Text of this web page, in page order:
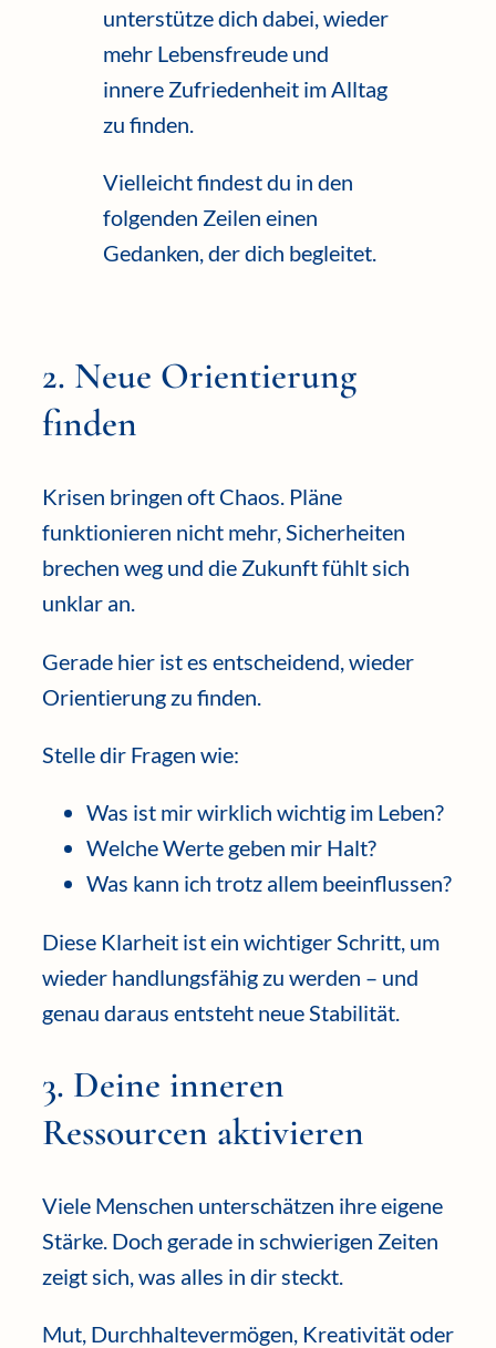
unterstütze dich dabei, wieder
mehr Lebensfreude und
innere Zufriedenheit im Alltag
zu finden.
Vielleicht findest du in den
folgenden Zeilen einen
Gedanken, der dich begleitet.
2. Neue Orientierung
finden
Krisen bringen oft Chaos. Pläne
funktionieren nicht mehr, Sicherheiten
brechen weg und die Zukunft fühlt sich
unklar an.
Gerade hier ist es entscheidend, wieder
Orientierung zu finden.
Stelle dir Fragen wie:
Was ist mir wirklich wichtig im Leben?
Welche Werte geben mir Halt?
Was kann ich trotz allem beeinflussen?
Diese Klarheit ist ein wichtiger Schritt, um
wieder handlungsfähig zu werden – und
genau daraus entsteht neue Stabilität.
3. Deine inneren
Ressourcen aktivieren
Viele Menschen unterschätzen ihre eigene
Stärke. Doch gerade in schwierigen Zeiten
zeigt sich, was alles in dir steckt.
Mut, Durchhaltevermögen, Kreativität oder